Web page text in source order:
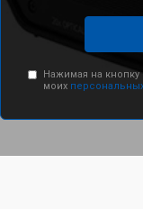
Нажимая на кнопку
моих